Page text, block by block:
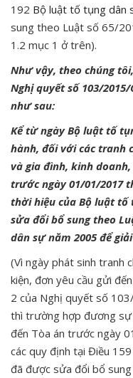
192 Bộ luật tố tụng dân
sung theo Luật số 65/
1.2 mục 1 ở trên).
Như vậy, theo chúng
Nghị quyết số 103/2015/
như sau:
Kể từ ngày Bộ luật tố
hành, đối với các tranh
và gia đình, kinh
trước ngày 01/01/2017
thời hiệu của Bộ luật tố
sửa đổi bổ sung theo
dân sự năm 2005 để
(Vì ngày phát sinh tranh
kiện, đơn yêu cầu gửi
2 của Nghị quyết số
thì trường hợp đương sự
đến Tòa án trước ngày
các quy định tại Điều
đã được sửa đổi bổ